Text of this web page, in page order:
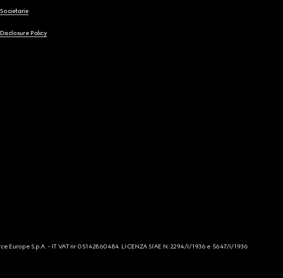
Policy
Europe S.p.A. - IT VAT nr 05142860484. LICENZA SIAE N. 2294/I/1936 e 5647/I/1936